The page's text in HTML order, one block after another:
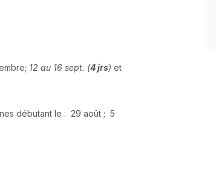
12 au 16 sept. (4 jrs) et
débutant le : 29 août ; 5